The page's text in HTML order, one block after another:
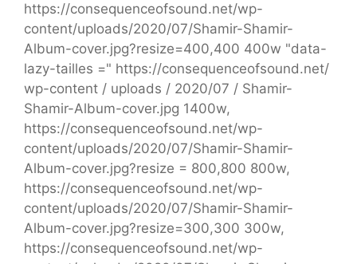
https://consequenceofsound.net/wp-
content/uploads/2020/07/Shamir-Shamir-
Album-cover.jpg?resize=400,400 400w "data-
lazy-tailles =" https://consequenceofsound.net/
wp-content / uploads / 2020/07 / Shamir-
Shamir-Album-cover.jpg 1400w,
https://consequenceofsound.net/wp-
content/uploads/2020/07/Shamir-Shamir-
Album-cover.jpg?resize = 800,800 800w,
https://consequenceofsound.net/wp-
content/uploads/2020/07/Shamir-Shamir-
Album-cover.jpg?resize=300,300 300w,
https://consequenceofsound.net/wp-